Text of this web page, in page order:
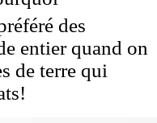
des
entier quand on
de terre qui